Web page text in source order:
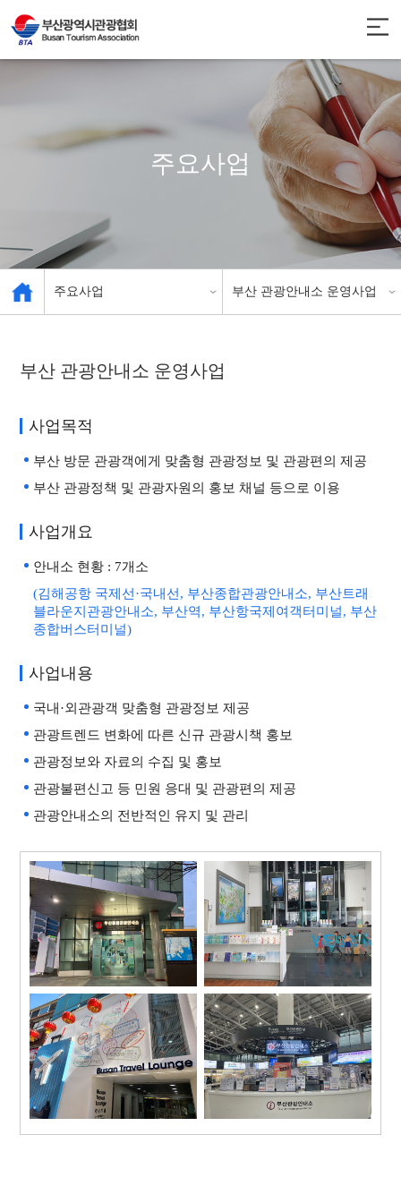
주요사업
주요사업
자료실
주요사업
알림마당
관광안내소
부산 관광안내소 운영사업
관광종사원 자격증 발급
부산국제관광전
트웨이
국내개최 관광전 부산홍보관
스마트 외국어 메뉴판 보급
사업
부산 관광안내소 운영사업
사업목적
부산 방문 관광객에게 맞춤형 관광정보 및 관광편의 제공
부산 관광정책 및 관광자원의 홍보 채널 등으로 이용
사업개요
안내소 현황 : 7개소
(김해공항 국제선·국내선, 부산종합관광안내소, 부산트래
블라운지관광안내소, 부산역, 부산항국제여객터미널, 부산
종합버스터미널)
사업내용
국내·외관광객 맞춤형 관광정보 제공
관광트렌드 변화에 따른 신규 관광시책 홍보
관광정보와 자료의 수집 및 홍보
관광불편신고 등 민원 응대 및 관광편의 제공
관광안내소의 전반적인 유지 및 관리